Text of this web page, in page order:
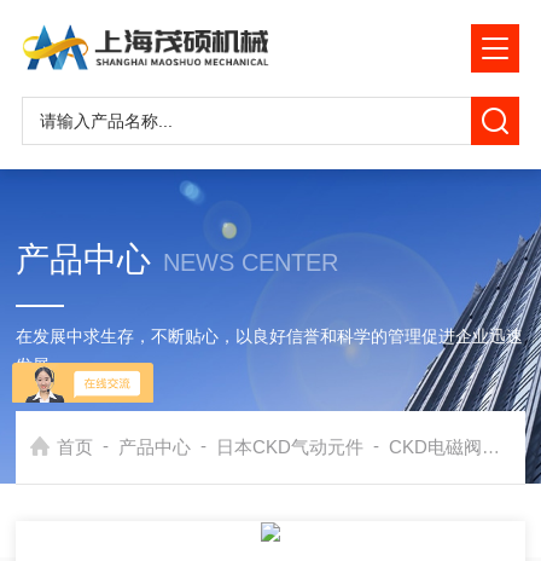
产品中心 NEWS CENTER
在发展中求生存，不断贴心，以良好信誉和科学的管理促进企业迅速
发展
首页 - 产品中心 - 日本CKD气动元件 - CKD电磁阀 日